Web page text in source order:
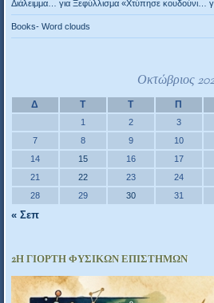
Διάλειμμα… για Ξεφύλλισμα «Χτύπησε κουδούνι…
Books- Word clouds
Οκτώβριος
Δ Τ Τ Π
« Σεπ
1 2 3
7
8 9 10
14
15 16 17
21
22 23 24
28
29 30 31
2Η ΓΙΟΡΤΉ ΦΥΣΙΚΏΝ ΕΠΙΣΤΗΜΏΝ